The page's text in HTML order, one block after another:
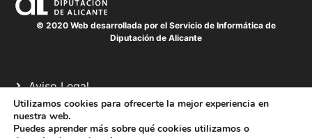
© 2020 Web desarrollada por el Servicio de Informática de
Diputación de Alicante
Aviso Legal
Política de cookies
Política de privacidad
Utilizamos cookies para ofrecerte la mejor experiencia en
nuestra web.
Puedes aprender más sobre qué cookies utilizamos o